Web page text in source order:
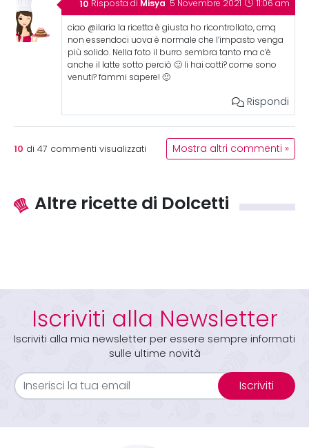
Risposta di Misya 5 Novembre 2021 11:06 am
ciao @ilaria la ricetta è giusta ho ricontrollato, cmq
non essendoci uova è normale che l’impasto venga
più solido. Nella foto il burro sembra tanto ma c’è
anche il latte sotto perciò 🙂 li hai cotti? come sono
venuti? fammi sapere! 🙂
Rispondi
10 di 47 commenti visualizzati Mostra altri commenti »
Altre ricette di Dolcetti
Iscriviti alla Newsletter
Iscriviti alla mia newsletter per essere sempre informati
sulle ultime novità
Iscriviti